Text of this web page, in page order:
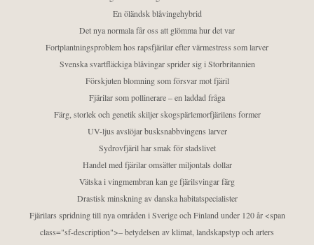
En öländsk blåvingehybrid
Det nya normala får oss att glömma hur det var
Fortplantningsproblem hos rapsfjärilar efter värmestress som larver
Svenska svartfläckiga blåvingar sprider sig i Storbritannien
Förskjuten blomning som försvar mot fjäril
Fjärilar som pollinerare – en laddad fråga
Färg, storlek och genetik skiljer skogspärlemorfjärilens former
UV-ljus avslöjar busksnabbvingens larver
Sydrovfjäril har smak för stadslivet
Handel med fjärilar omsätter miljontals dollar
Vätska i vingmembran kan ge fjärilsvingar färg
Drastisk minskning av danska habitatspecialister
Fjärilars spridning till nya områden i Sverige och Finland under 120 år <span
class="sf-description">– betydelsen av klimat, landskapstyp och arters